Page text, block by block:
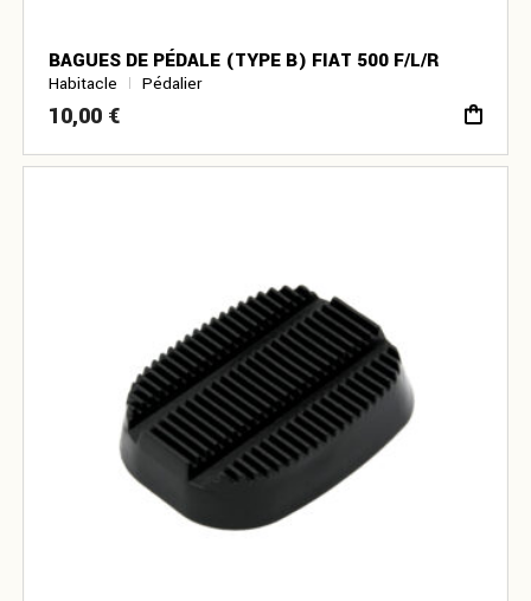
BAGUES DE PÉDALE (TYPE B) FIAT 500 F/L/R
Habitacle Pédalier
10,00 €